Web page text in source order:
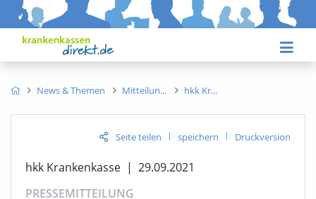
News & Themen Mitteilun hkk Kr
Seite teilen | speichern | Druckversion
hkk Krankenkasse | 29.09.2021
PRESSEMITTEILUNG